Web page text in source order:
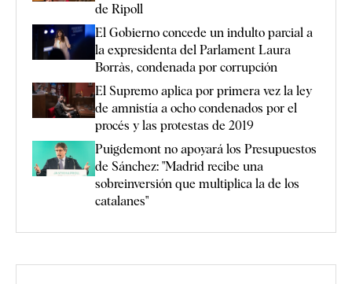
de Ripoll
El Gobierno concede un indulto parcial a
la expresidenta del Parlament Laura
Borràs, condenada por corrupción
El Supremo aplica por primera vez la ley
de amnistía a ocho condenados por el
procés y las protestas de 2019
Puigdemont no apoyará los Presupuestos
de Sánchez: "Madrid recibe una
sobreinversión que multiplica la de los
catalanes"